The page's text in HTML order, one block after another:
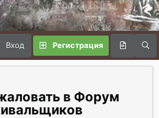
Вход Регистрация
Форум